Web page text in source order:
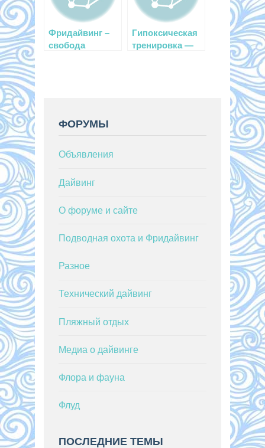
Фридайвинг –
свобода
Гипоксическая
тренировка —
ФОРУМЫ
Объявления
Дайвинг
О форуме и сайте
Подводная охота и Фридайвинг
Разное
Технический дайвинг
Пляжный отдых
Медиа о дайвинге
Флора и фауна
Флуд
ПОСЛЕДНИЕ ТЕМЫ